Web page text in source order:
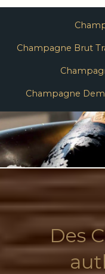
Champagne Brut
Champagne
Des